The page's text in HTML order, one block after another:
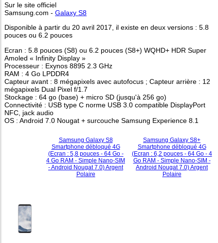
Sur le site officiel
Samsung.com - Galaxy S8
Disponible à partir du 20 avril 2017, il existe en deux versions : 5.8
pouces ou 6.2 pouces
Ecran : 5.8 pouces (S8) ou 6.2 pouces (S8+) WQHD+ HDR Super
Amoled « Infinity Display »
Processeur : Exynos 8895 2.3 GHz
RAM : 4 Go LPDDR4
Capteur avant : 8 mégapixels avec autofocus ; Capteur arrière : 12
mégapixels Dual Pixel f/1.7
Stockage : 64 go (base) + micro SD (jusqu'à 256 go)
Connectivité : USB type C norme USB 3.0 compatible DisplayPort
NFC, jack audio
OS : Android 7.0 Nougat + surcouche Samsung Experience 8.1
Samsung Galaxy S8
Smartphone débloqué 4G
(Ecran : 5,8 pouces - 64 Go -
4 Go RAM - Simple Nano-SIM
- Android Nougat 7.0) Argent
Polaire
Samsung Galaxy S8+
Smartphone débloqué 4G
(Ecran : 6,2 pouces - 64 Go - 4
Go RAM - Simple Nano-SIM -
Android Nougat 7.0) Argent
Polaire